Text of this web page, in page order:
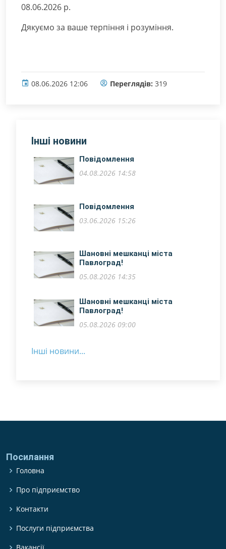
08.06.2026 р.
Дякуємо за ваше терпіння і розуміння.
08.06.2026 12:06 Переглядів: 319
Інші новини
Повідомлення
04.08.2026 14:58
Повідомлення
03.06.2026 15:26
Шановні мешканці міста
Павлоград!
05.08.2026 14:35
​Шановні мешканці міста
Павлоград!
05.08.2026 09:00
Інші новини...
Посилання
Головна
Про підприємство
Контакти
Послуги підприємства